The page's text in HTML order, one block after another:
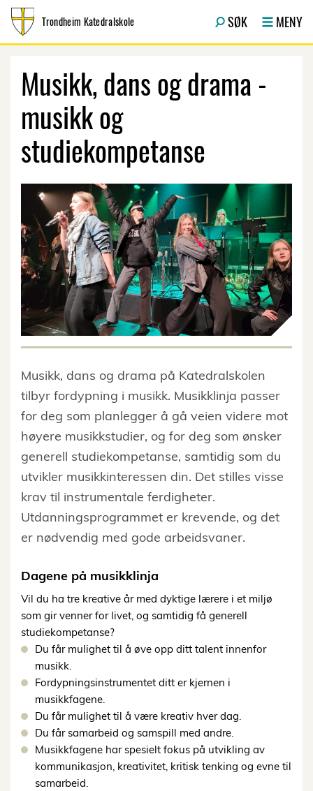
Trondheim Katedralskole SØK MENY
Musikk, dans og drama -
musikk og
studiekompetanse
Musikk, dans og drama på Katedralskolen
tilbyr fordypning i musikk. Musikklinja passer
for deg som planlegger å gå veien videre mot
høyere musikkstudier, og for deg som ønsker
generell studiekompetanse, samtidig som du
utvikler musikkinteressen din. Det stilles visse
krav til instrumentale ferdigheter.
Utdanningsprogrammet er krevende, og det
er nødvendig med gode arbeidsvaner.
Dagene på musikklinja
Vil du ha tre kreative år med dyktige lærere i et miljø
som gir venner for livet, og samtidig få generell
studiekompetanse?
Du får mulighet til å øve opp ditt talent innenfor
musikk.
Fordypningsinstrumentet ditt er kjernen i
musikkfagene.
Du får mulighet til å være kreativ hver dag.
Du får samarbeid og samspill med andre.
Musikkfagene har spesielt fokus på utvikling av
kommunikasjon, kreativitet, kritisk tenking og evne til
samarbeid.